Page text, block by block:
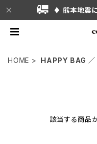
♦ 熊本地震
HOME HAPPY BAG ／
該当する商品